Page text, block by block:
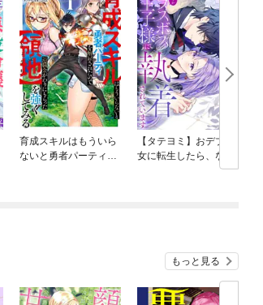
育成スキルはもういら
ないと勇者パーティを
【タテヨミ】おデブ悪
女に転生したら、なぜ
かラスボス王子様に執
もっと見る